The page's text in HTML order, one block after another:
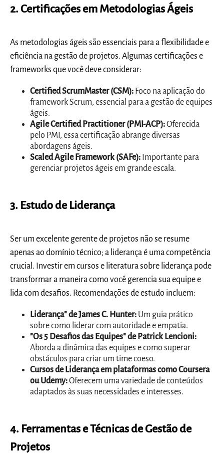
2. Certificações em Metodologias Ágeis
As metodologias ágeis são essenciais para a flexibilidade e
eficiência na gestão de projetos. Algumas certificações e
frameworks que você deve considerar:
Certified ScrumMaster (CSM): Foco na aplicação do
framework Scrum, essencial para a gestão de equipes
ágeis.
Agile Certified Practitioner (PMI-ACP):Oferecida
pelo PMI, essa certificação abrange diversas
abordagens ágeis.
Scaled Agile Framework (SAFe): Importante para
gerenciar projetos ágeis em grande escala.
3. Estudo de Liderança
Ser um excelente gerente de projetos não se resume
apenas ao domínio técnico; a liderança é uma competência
crucial. Investir em cursos e literatura sobre liderança pode
transformar a maneira como você gerencia sua equipe e
lida com desafios. Recomendações de estudo incluem:
Liderança" de James C. Hunter: Um guia prático
sobre como liderar com autoridade e empatia.
"Os 5 Desafios das Equipes" de Patrick Lencioni:
Aborda a dinâmica das equipes e como superar
obstáculos para criar um time coeso.
Cursos de Liderança em plataformas como Coursera
ou Udemy:Oferecem uma variedade de conteúdos
adaptados às suas necessidades e interesses.
4. Ferramentas e Técnicas de Gestão de
Projetos